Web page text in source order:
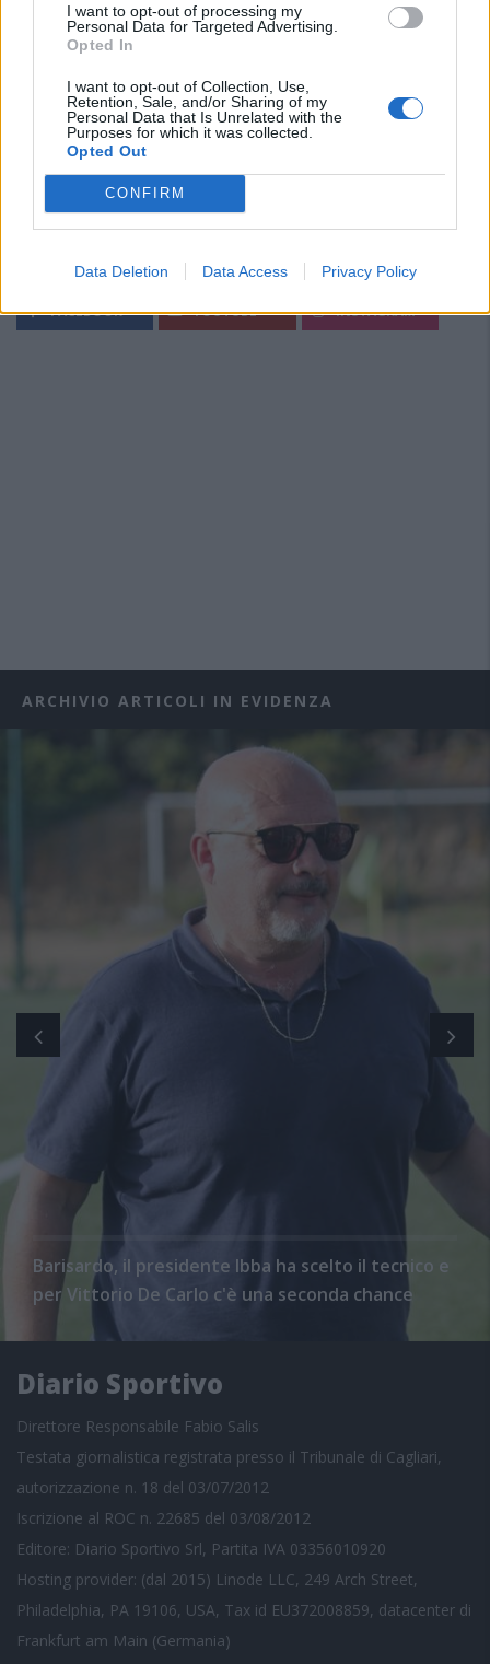
I want to opt-out of processing my
Personal Data for Targeted Advertising.
Opted In
I want to opt-out of Collection, Use,
Retention, Sale, and/or Sharing of my
Personal Data that Is Unrelated with the
Purposes for which it was collected.
Opted Out
CONFIRM
Data Deletion Data Access Privacy Policy
Segui Diario Sportivo:
FACEBOOK YOUTUBE INSTAGRAM
ARCHIVIO ARTICOLI IN EVIDENZA
Barisardo, il presidente Ibba ha scelto il tecnico e
per Vittorio De Carlo c'è una seconda chance
Diario Sportivo
Direttore Responsabile Fabio Salis
Testata giornalistica registrata presso il Tribunale di Cagliari,
autorizzazione n. 18 del 03/07/2012
Iscrizione al ROC n. 22685 del 03/08/2012
Editore: Diario Sportivo Srl, Partita IVA 03356010920
Hosting provider: (dal 2015) Linode LLC, 249 Arch Street,
Philadelphia, PA 19106, USA, Tax id EU372008859, datacenter di
Frankfurt am Main (Germania)